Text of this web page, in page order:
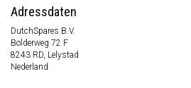
Adressdaten
DutchSpares B.V.
Bolderweg 72 F
8243 RD, Lelystad
Nederland